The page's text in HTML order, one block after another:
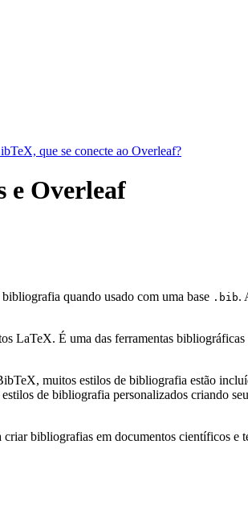
que se conecte ao Overleaf?
e Overleaf
quando usado com uma base .bib.
LaTeX. É uma das ferramentas
muitos estilos de bibliografia estão
de bibliografia personalizados criando
bibliografias em documentos científicos e